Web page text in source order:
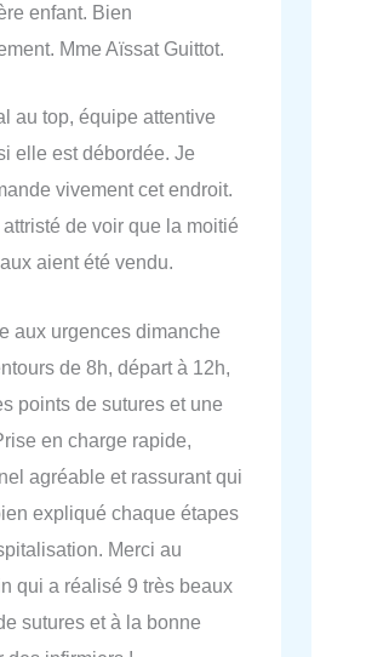
enfant. Bien
Mme Aïssat Guittot.
au top, équipe attentive
elle est débordée. Je
vivement cet endroit.
de voir que la moitié
aient été vendu.
aux urgences dimanche
de 8h, départ à 12h,
points de sutures et une
en charge rapide,
agréable et rassurant qui
expliqué chaque étapes
Merci au
qui a réalisé 9 très beaux
sutures et à la bonne